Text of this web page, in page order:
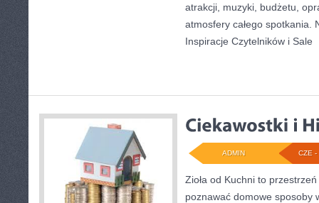
atrakcji, muzyki, budżetu,
atmosfery całego spotkania.
Inspiracje Czytelników i Sale
CZE -
ADMIN
Zioła od Kuchni to
poznawać domowe sposoby